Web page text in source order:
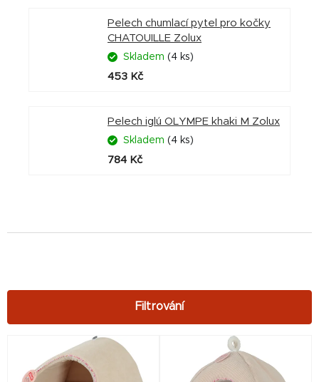
Pelech chumlací pytel pro kočky
CHATOUILLE Zolux
Skladem (4 ks)
453 Kč
Pelech iglú OLYMPE khaki M Zolux
Skladem (4 ks)
784 Kč